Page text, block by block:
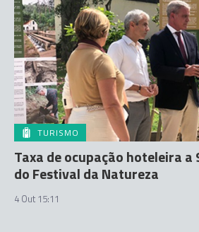
TURISMO
Taxa de ocupação hoteleira a
do Festival da Natureza
4 Out 15:11